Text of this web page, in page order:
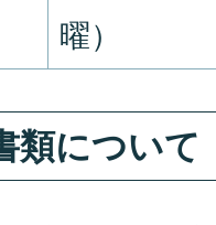
曜）
類について